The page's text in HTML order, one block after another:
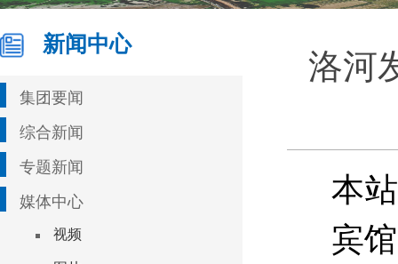
新闻中心
集团要闻
综合新闻
专题新闻
媒体中心
视频
洛河
本
宾